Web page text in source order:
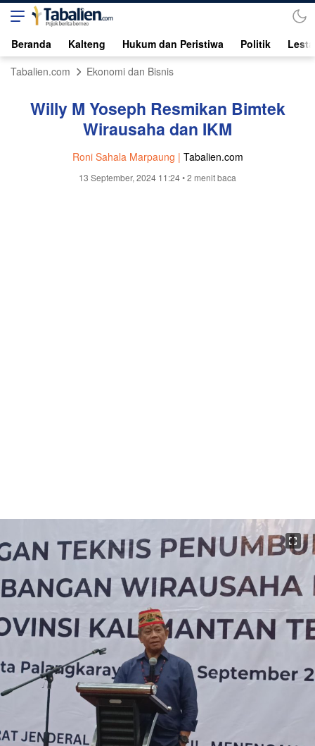
Beranda Kalteng Hukum dan Peristiwa Politik
Tabalien.com
Ekonomi dan Bisnis
Willy M Yoseph Resmikan Bimtek
Wirausaha dan IKM
Roni Sahala Marpaung | Tabalien.com
13 September, 2024 11:24• 2 menit baca